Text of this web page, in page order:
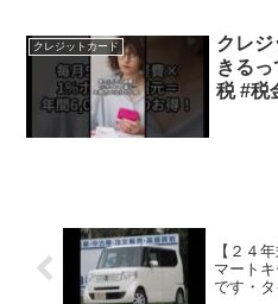
クレジットカード
クレ
きる
税 #税
【２４
マート
です・タ